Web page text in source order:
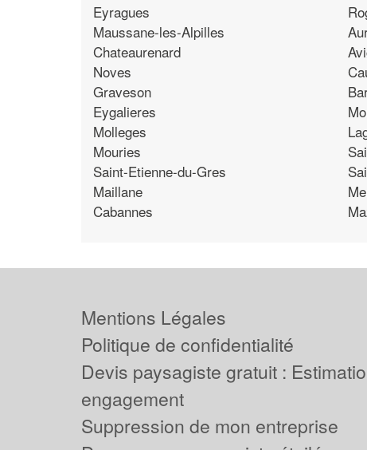
Eyragues
Maussane-les-Alpilles
Chateaurenard
Noves
Graveson
Eygalieres
Molleges
Mouries
Saint-Etienne-du-Gres
Maillane
Cabannes
Mentions Légales
Politique de confidentialité
Devis paysagiste gratuit :
engagement
Suppression de mon entreprise